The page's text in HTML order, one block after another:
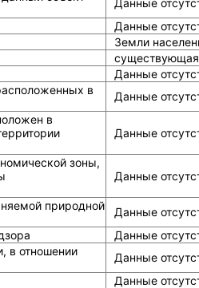
Данные
Данные
Земли
существующая
Данные
в
Данные
в
Данные
зоны,
Данные
природной
Данные
Данные
в отношении
Данные
Данные